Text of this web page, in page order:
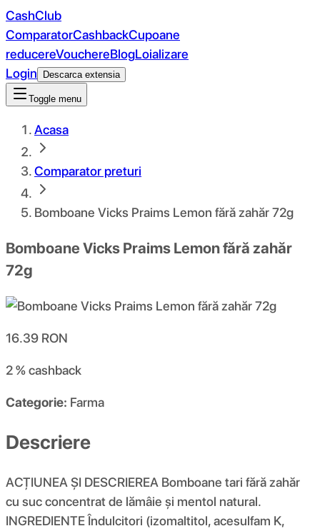
CashClub
ComparatorCashbackCupoane
reducereVouchereBlogLoializare
Login
Descarca extensia
Toggle menu
Acasa
Comparator preturi
Bomboane Vicks Praims Lemon fără zahăr 72g
Bomboane Vicks Praims Lemon fără zahăr
72g
16.39 RON
2 %cashback
Categorie: Farma
Descriere
ACȚIUNEA ȘI DESCRIEREA Bomboane tari fără zahăr
cu suc concentrat de lămâie și mentol natural.
INGREDIENTE Îndulcitori (izomaltitol, acesulfam K,